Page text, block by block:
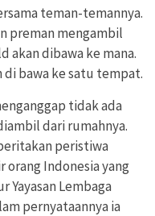
teman-temannya.
preman mengambil
akan dibawa ke mana.
di bawa ke satu tempat.
tidak ada
dari rumahnya.
peristiwa
orang Indonesia yang
Lembaga
pernyataannya ia